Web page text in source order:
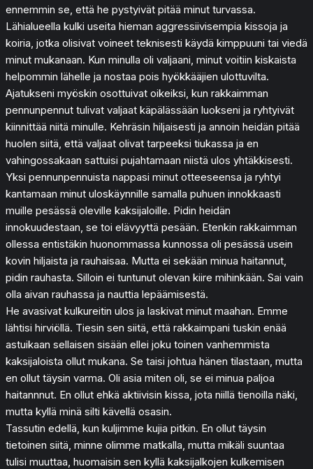
ennemmin se, että he pystyivät pitää minut turvassa.
Lähialueella kulki useita hieman aggressiivisempia kissoja ja
koiria, jotka olisivat voineet teknisesti käydä kimppuuni tai viedä
minut mukanaan. Kun minulla oli valjaani, minut voitiin kiskaista
helpommin lähelle ja nostaa pois hyökkääjien ulottuvilta.
Ajatukseni myöskin osottuivat oikeiksi, kun rakkaimman
pennunpennut tulivat valjaat käpälässään luokseni ja ryhtyivät
kiinnittää niitä minulle. Kehräsin hiljaisesti ja annoin heidän pitää
huolen siitä, että valjaat olivat tarpeeksi tiukassa ja en
vahingossakaan sattuisi pujahtamaan niistä ulos yhtäkkisesti.
Yksi pennunpennuista nappasi minut otteeseensa ja ryhtyi
kantamaan minut uloskäynnille samalla puhuen innokkaasti
muille pesässä oleville kaksijaloille. Pidin heidän
innokuudestaan, se toi elävyyttä pesään. Etenkin rakkaimman
ollessa entistäkin huonommassa kunnossa oli pesässä usein
kovin hiljaista ja rauhaisaa. Mutta ei sekään minua haitannut,
pidin rauhasta. Silloin ei tuntunut olevan kiire mihinkään. Sai vain
olla aivan rauhassa ja nauttia lepäämisestä.
He avasivat kulkureitin ulos ja laskivat minut maahan. Emme
lähtisi hirviöllä. Tiesin sen siitä, että rakkaimpani tuskin enää
astuikaan sellaisen sisään ellei joku toinen vanhemmista
kaksijaloista ollut mukana. Se taisi johtua hänen tilastaan, mutta
en ollut täysin varma. Oli asia miten oli, se ei minua paljoa
haitannnut. En ollut ehkä aktiivisin kissa, jota niillä tienoilla näki,
mutta kyllä minä silti kävellä osasin.
Tassutin edellä, kun kuljimme kujia pitkin. En ollut täysin
tietoinen siitä, minne olimme matkalla, mutta mikäli suuntaa
tulisi muuttaa, huomaisin sen kyllä kaksijalkojen kulkemisen